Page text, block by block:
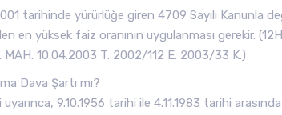
tarihinde yürürlüğe giren 4709 Sayılı Kanunla
en yüksek faiz oranının uygulanması gerekir.
MAH. 10.04.2003 T. 2002/112 E. 2003/33 K.)
Dava Şartı mı?
9.10.1956 tarihi ile 4.11.1983 tarihi